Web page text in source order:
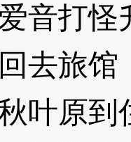
音打
去旅
叶原到